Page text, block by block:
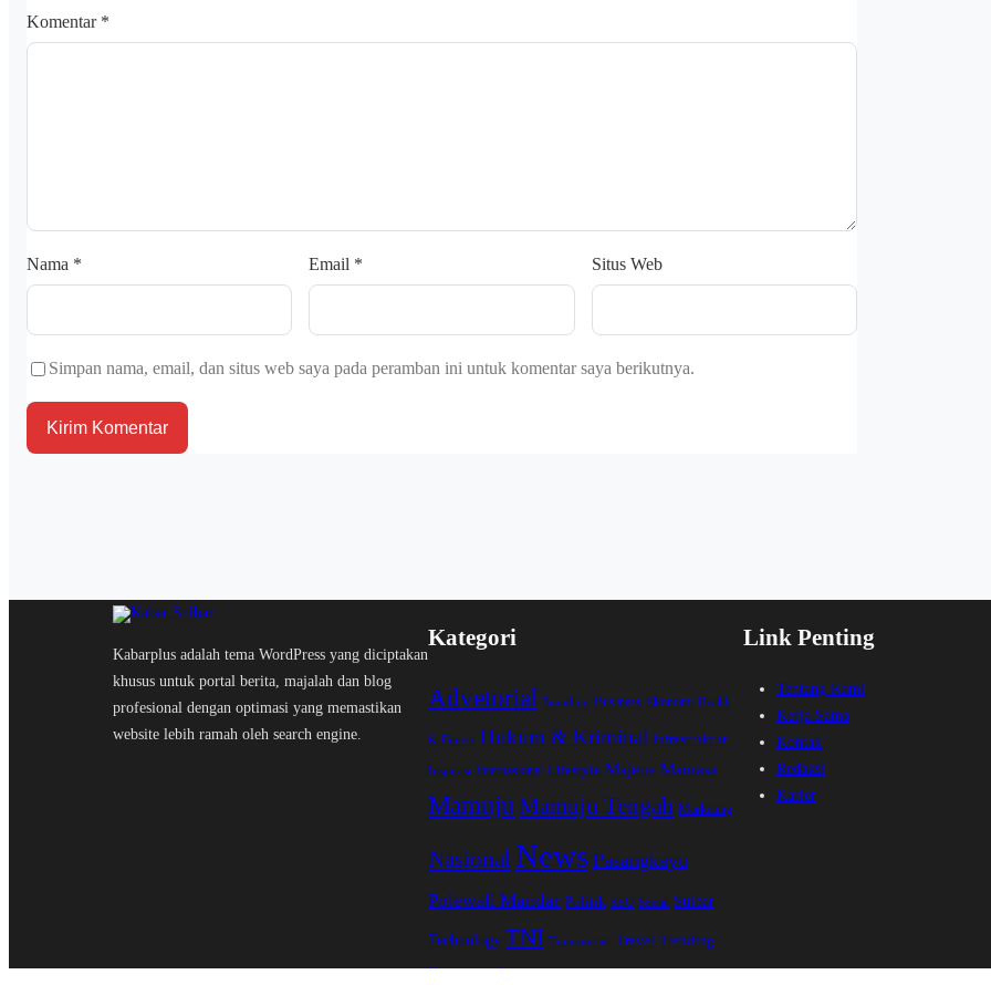
Komentar *
Nama * Email * Situs Web
Simpan nama, email, dan situs web saya pada peramban ini untuk komentar saya berikutnya.
Kabarplus adalah tema WordPress yang diciptakan
khusus untuk portal berita, majalah dan blog
profesional dengan optimasi yang memastikan
website lebih ramah oleh search engine.
Kategori
Advetorial Branding Business Ekonomi Health
& Fitness Hukum & Kriminal Infrastruktur
Inspirasi Internasional Lifestyle Majene Mamasa
Mamuju Mamuju Tengah Marketing
NasionalNews Pasangkayu
Polewali Mandar Politik SEO Social Sulbar
Technology TNI Transportasi Travel Trending
Uncategorized
Link Penting
Tentang Kami
Kerja Sama
Kontak
Redaksi
Karier